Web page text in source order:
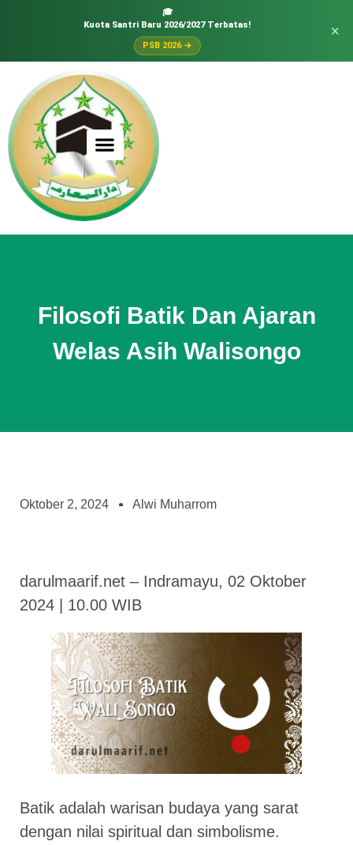
🎓
Kuota Santri Baru 2026/2027 Terbatas!
PSB 2026 →
×
Filosofi Batik Dan Ajaran
Welas Asih Walisongo
Oktober 2, 2024 Alwi Muharrom
darulmaarif.net – Indramayu, 02 Oktober
2024 | 10.00 WIB
Batik adalah warisan budaya yang sarat
dengan nilai spiritual dan simbolisme.